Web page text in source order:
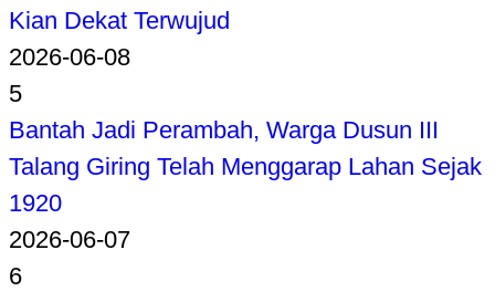
Kian Dekat Terwujud
2026-06-08
5
Bantah Jadi Perambah, Warga Dusun III
Talang Giring Telah Menggarap Lahan Sejak
1920
2026-06-07
6